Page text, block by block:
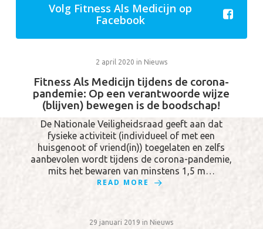
Volg Fitness Als Medicijn op
Facebook
2 april 2020 in Nieuws
Fitness Als Medicijn tijdens de corona-
pandemie: Op een verantwoorde wijze
(blijven) bewegen is de boodschap!
De Nationale Veiligheidsraad geeft aan dat
fysieke activiteit (individueel of met een
huisgenoot of vriend(in)) toegelaten en zelfs
aanbevolen wordt tijdens de corona-pandemie,
mits het bewaren van minstens 1,5 m…
READ MORE
29 januari 2019 inNieuws